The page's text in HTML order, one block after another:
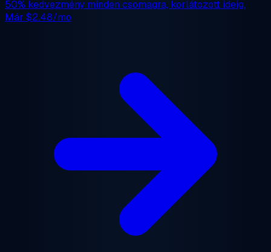
50% kedvezmény minden csomagra, korlátozott ideig.
Már $2.48/mo